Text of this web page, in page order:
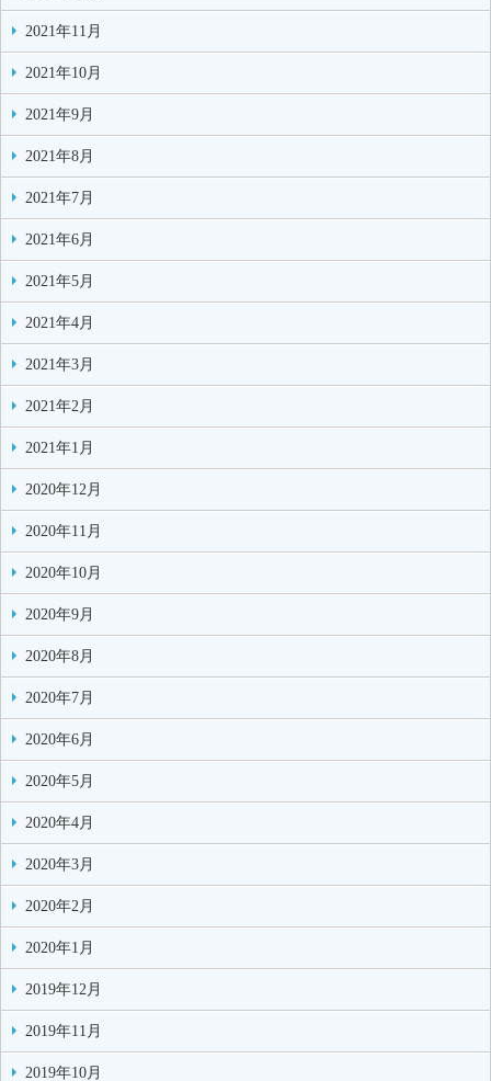
2021年11月
2021年10月
2021年9月
2021年8月
2021年7月
2021年6月
2021年5月
2021年4月
2021年3月
2021年2月
2021年1月
2020年12月
2020年11月
2020年10月
2020年9月
2020年8月
2020年7月
2020年6月
2020年5月
2020年4月
2020年3月
2020年2月
2020年1月
2019年12月
2019年11月
2019年10月